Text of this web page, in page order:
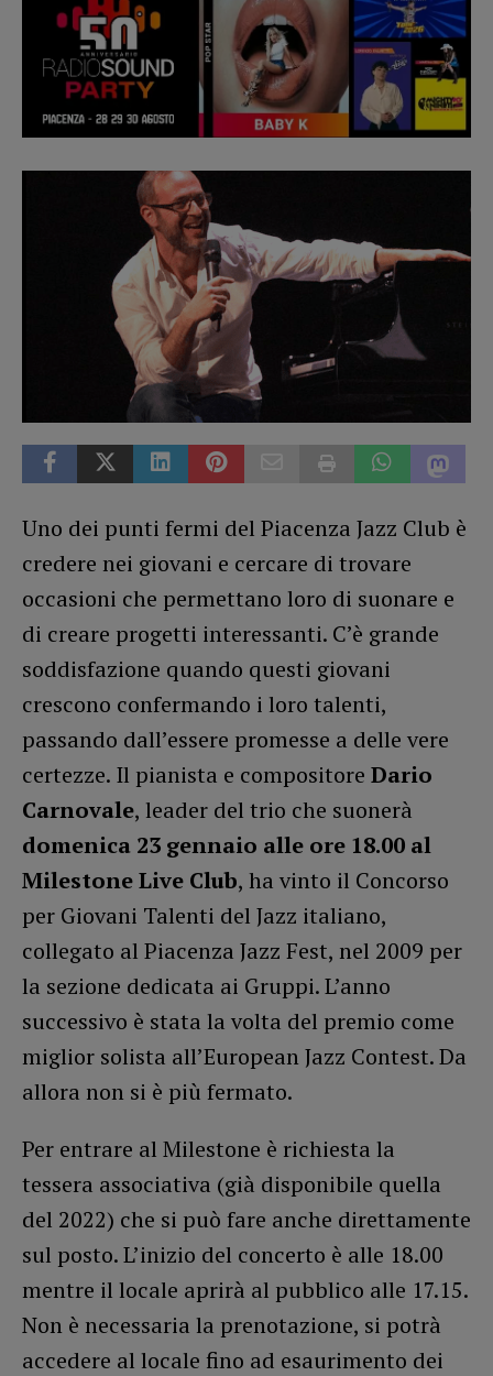
Uno dei punti fermi del Piacenza Jazz Club è
credere nei giovani e cercare di trovare
occasioni che permettano loro di suonare e
di creare progetti interessanti. C’è grande
soddisfazione quando questi giovani
crescono confermando i loro talenti,
passando dall’essere promesse a delle vere
certezze. Il pianista e compositore Dario
Carnovale, leader del trio che suonerà
domenica 23 gennaio alle ore 18.00 al
Milestone Live Club, ha vinto il Concorso
per Giovani Talenti del Jazz italiano,
collegato al Piacenza Jazz Fest, nel 2009 per
la sezione dedicata ai Gruppi. L’anno
successivo è stata la volta del premio come
miglior solista all’European Jazz Contest. Da
allora non si è più fermato.
Per entrare al Milestone è richiesta la
tessera associativa (già disponibile quella
del 2022) che si può fare anche direttamente
sul posto. L’inizio del concerto è alle 18.00
mentre il locale aprirà al pubblico alle 17.15.
Non è necessaria la prenotazione, si potrà
accedere al locale fino ad esaurimento dei